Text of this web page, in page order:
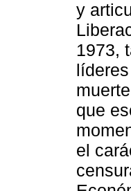
y
1973,
que
el